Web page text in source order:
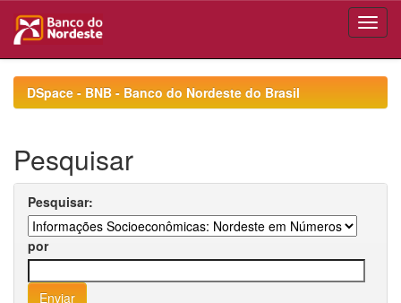
navigationDSpace - BNB - Banco do Nordeste do Brasil
Pesquisar
Pesquisar:
por